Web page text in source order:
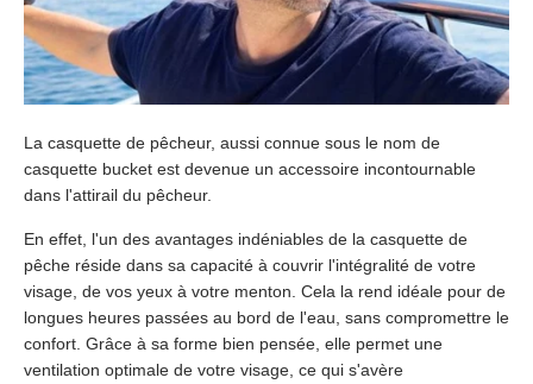
La casquette de pêcheur, aussi connue sous le nom de
casquette bucket est devenue un accessoire incontournable
dans l'attirail du pêcheur.
En effet, l'un des avantages indéniables de la casquette de
pêche réside dans sa capacité à couvrir l'intégralité de votre
visage, de vos yeux à votre menton. Cela la rend idéale pour de
longues heures passées au bord de l'eau, sans compromettre le
confort. Grâce à sa forme bien pensée, elle permet une
ventilation optimale de votre visage, ce qui s'avère